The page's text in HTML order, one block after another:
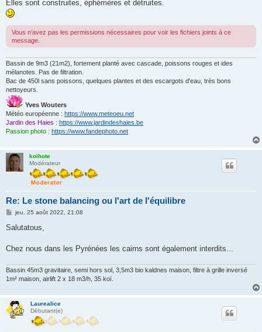
Elles sont construites, éphémères et détruites.
Vous n’avez pas les permissions nécessaires pour voir les fichiers joints à ce
message.
Bassin de 9m3 (21m2), fortement planté avec cascade, poissons rouges et ides
mélanotes. Pas de filtration.
Bac de 450l sans poissons, quelques plantes et des escargots d'eau, très bons
nettoyeurs.
Yves Wouters
Météo européenne : https://www.meteoeu.net
Jardin des Haies : https://www.jardindeshaies.be
Passion photo : https://www.fandephoto.net
koihote
Modérateur
Re: Le stone balancing ou l'art de l'équilibre
M
s
g
jeu. 25 août 2022, 21:08
Salutatous,
Chez nous dans les Pyrénées les cairns sont également interdits...
Bassin 45m3 gravitaire, semi hors sol, 3,5m3 bio kaldnes maison, filtre à grille inversé
1m² maison, airlift 2 x 18 m3/h, 35 koï.
Laurealice
Débutant(e)